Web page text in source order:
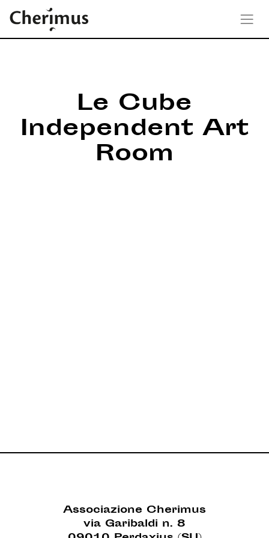
Le Cube
Independent Art
Room
Associazione Cherimus
via Garibaldi n. 8